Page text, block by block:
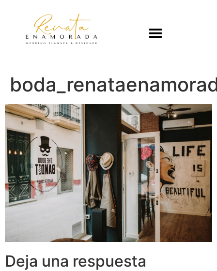
Deja una respuesta